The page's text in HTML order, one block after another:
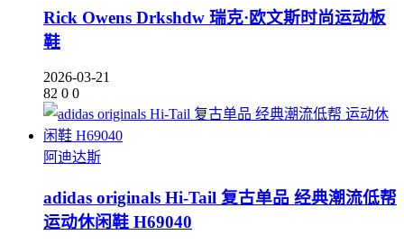
Rick Owens Drkshdw 瑞克·欧文斯时尚运动板
鞋
2026-03-21
82 0 0
阿迪达斯
adidas originals Hi-Tail 复古单品 经典潮流低帮
运动休闲鞋 H69040